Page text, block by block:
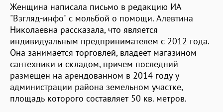
Женщина написала письмо в редакцию ИА
"Взгляд-инфо" с мольбой о помощи. Алевтина
Николаевна рассказала, что является
индивидуальным предпринимателем с 2012 года.
Она занимается торговлей, владеет магазином
сантехники и складом, причем последний
размещен на арендованном в 2014 году у
администрации района земельном участке,
площадь которого составляет 50 кв. метров.